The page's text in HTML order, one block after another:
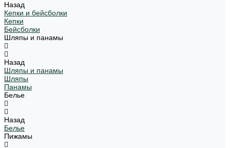
Назад
Кепки и бейсболки
Кепки
Бейсболки
Шляпы и панамы
Назад
Шляпы и панамы
Шляпы
Панамы
Белье
Назад
Белье
Пижамы